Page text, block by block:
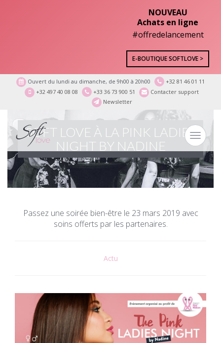
Ouvert du lundi au dimanche, de 9h00 à 20h00
+32 81 46 01 11
+32 497 40 08 08
+33 36 73 900 51
Contacter support
Newsletter
Toggle
SOFT LOVE À LA PINK LADIES
NIGHT BY NADINE
Passez une soirée bien-être le 23 mars 2019 avec
soins offerts par les partenaires.
Actu
NOUVEAU
Achats en ligne
#offredelancement
E-BOUTIQUE SOFTLOVE >